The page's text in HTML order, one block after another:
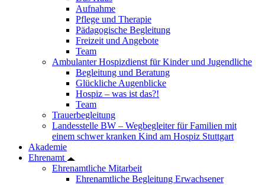
Aufnahme
Pflege und Therapie
Pädagogische Begleitung
Freizeit und Angebote
Team
Ambulanter Hospizdienst für Kinder und Jugendliche
Begleitung und Beratung
Glückliche Augenblicke
Hospiz – was ist das?!
Team
Trauerbegleitung
Landesstelle BW – Wegbegleiter für Familien mit
einem schwer kranken Kind am Hospiz Stuttgart
Akademie
Ehrenamt
Ehrenamtliche Mitarbeit
Ehrenamtliche Begleitung Erwachsener